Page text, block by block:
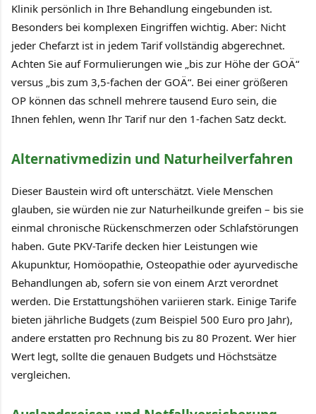
Klinik persönlich in Ihre Behandlung eingebunden ist.
Besonders bei komplexen Eingriffen wichtig. Aber: Nicht
jeder Chefarzt ist in jedem Tarif vollständig abgerechnet.
Achten Sie auf Formulierungen wie „bis zur Höhe der GOÄ“
versus „bis zum 3,5-fachen der GOÄ“. Bei einer größeren
OP können das schnell mehrere tausend Euro sein, die
Ihnen fehlen, wenn Ihr Tarif nur den 1-fachen Satz deckt.
Alternativmedizin und Naturheilverfahren
Dieser Baustein wird oft unterschätzt. Viele Menschen
glauben, sie würden nie zur Naturheilkunde greifen – bis sie
einmal chronische Rückenschmerzen oder Schlafstörungen
haben. Gute PKV-Tarife decken hier Leistungen wie
Akupunktur, Homöopathie, Osteopathie oder ayurvedische
Behandlungen ab, sofern sie von einem Arzt verordnet
werden. Die Erstattungshöhen variieren stark. Einige Tarife
bieten jährliche Budgets (zum Beispiel 500 Euro pro Jahr),
andere erstatten pro Rechnung bis zu 80 Prozent. Wer hier
Wert legt, sollte die genauen Budgets und Höchstsätze
vergleichen.